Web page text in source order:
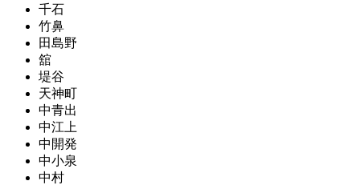
千石
竹鼻
田島野
舘
堤谷
天神町
中青出
中江上
中開発
中小泉
中村